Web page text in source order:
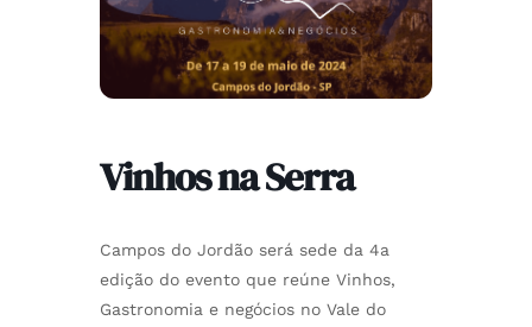
Vinhos na Serra
Campos do Jordão será sede da 4a
edição do evento que reúne Vinhos,
Gastronomia e negócios no Vale do